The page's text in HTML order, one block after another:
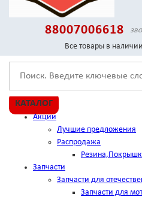
88007006618
Все товары в
КАТАЛОГ
Акции
Лучшие предложения
Распродажа
Запчасти
Запчасти для
Запчасти для